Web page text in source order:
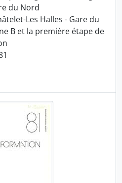
du Nord
Les Halles - Gare du
B et la première étape de